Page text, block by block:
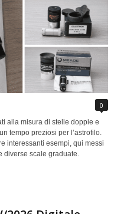
0
alla misura di stelle doppie e
tempo preziosi per l’astrofilo.
interessanti esempi, qui messi
diverse scale graduate.